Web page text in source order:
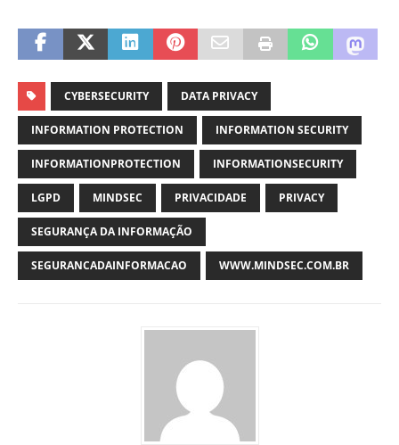
CYBERSECURITY DATA PRIVACY
INFORMATION PROTECTION INFORMATION SECURITY
INFORMATIONPROTECTION INFORMATIONSECURITY
LGPD MINDSEC PRIVACIDADE PRIVACY
SEGURANÇA DA INFORMAÇÃO
SEGURANCADAINFORMACAO WWW.MINDSEC.COM.BR